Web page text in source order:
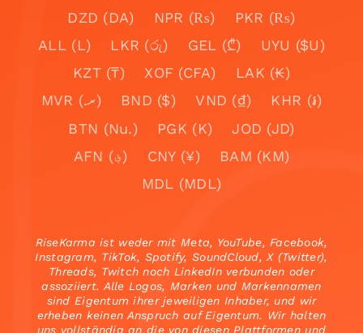
DZD (DA)
NPR (₨)
PKR (₨)
ALL (L)
LKR (රු) GEL (₾)
UYU ($U)
KZT (₸)
XOF (CFA)
LAK (₭)
MVR (.ރ)
BND ($) VND (₫)
KHR (៛)
BTN (Nu.)
PGK (K)
JOD (JD)
AFN (؋)
CNY (¥)
BAM (KM)
MDL (MDL)
RiseKarma ist weder mit Meta, YouTube, Facebook,
Instagram, TikTok, Spotify, SoundCloud, X (Twitter),
Threads, Twitch noch LinkedIn verbunden oder
assoziiert. Alle Logos, Marken und Markennamen
sind Eigentum ihrer jeweiligen Inhaber, und wir
erheben keinen Anspruch auf Eigentum. Wir halten
uns vollständig an die von diesen Plattformen und